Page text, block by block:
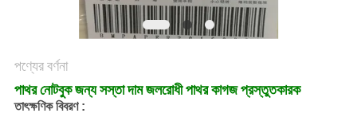
পণ্যের বর্ণনা
পাথর নোটবুক জন্য সস্তা দাম জলরোধী পাথর কাগজ প্রস্তুতকারক
তাৎক্ষণিক বিবরণ :